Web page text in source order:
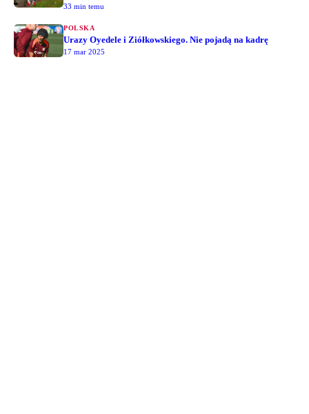
33 min temu
POLSKA
Urazy Oyedele i Ziółkowskiego. Nie pojadą na kadrę
17 mar 2025